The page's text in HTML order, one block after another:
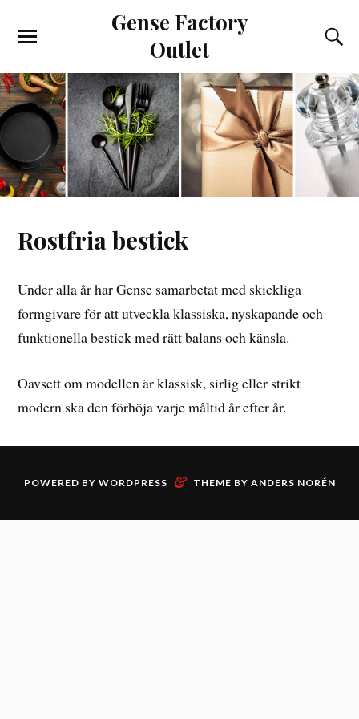
Gense Factory
Outlet
Rostfria bestick
Under alla år har Gense samarbetat med skickliga
formgivare för att utveckla klassiska, nyskapande och
funktionella bestick med rätt balans och känsla.
Oavsett om modellen är klassisk, sirlig eller strikt
modern ska den förhöja varje måltid år efter år.
POWERED BY WORDPRESS & THEME BY ANDERS NORÉN